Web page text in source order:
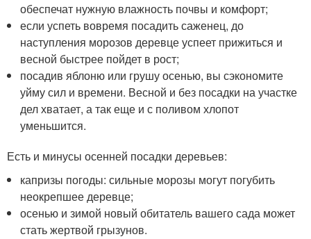
обеспечат нужную влажность почвы и комфорт;
если успеть вовремя посадить саженец, до
наступления морозов деревце успеет прижиться и
весной быстрее пойдет в рост;
посадив яблоню или грушу осенью, вы сэкономите
уйму сил и времени. Весной и без посадки на участке
дел хватает, а так еще и с поливом хлопот
уменьшится.
Есть и минусы осенней посадки деревьев:
капризы погоды: сильные морозы могут погубить
неокрепшее деревце;
осенью и зимой новый обитатель вашего сада может
стать жертвой грызунов.